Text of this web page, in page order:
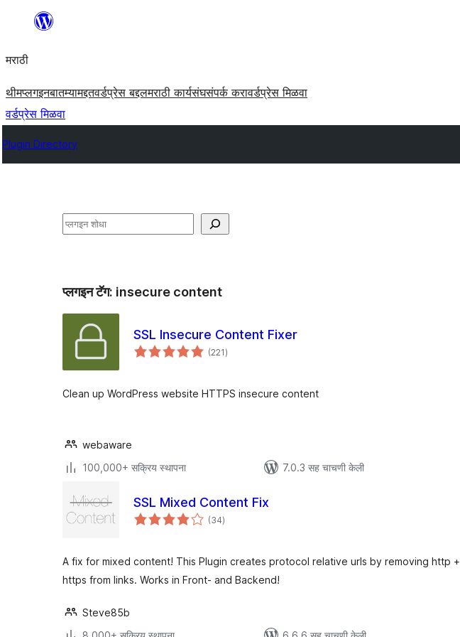
सामुग्रीवर
मराठी
थीमप्लगइनबातम्यामद्दतवर्डप्रेस बद्दलमराठी कार्यसंघसंपर्क करावर्डप्रेस मिळवा
वर्डप्रेस मिळवा
Plugin Directory
शोधा
प्लगइन टॅग: insecure content
SSL Insecure Content Fixer
(221एकूण
मूल्यांकन
)
Clean up WordPress website HTTPS insecure content
webaware
100,000+ सक्रिय स्थापना
7.0.3 सह चाचणी केली
SSL Mixed Content Fix
(34एकूण
मूल्यांकन
)
A fix for mixed content! This Plugin creates protocol relative urls by removing http +
https from links. Works in Front- and Backend!
Steve85b